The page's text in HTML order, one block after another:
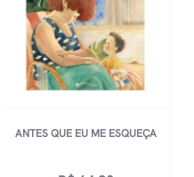
ANTES QUE EU ME ESQUEÇA